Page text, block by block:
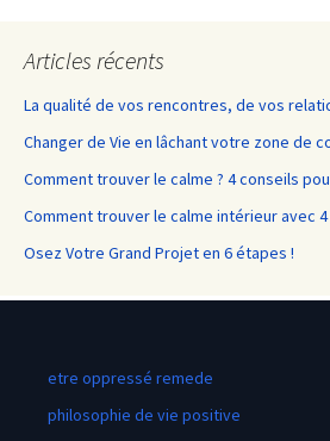
Articles récents
La qualité de vos rencontres, de vos
Changer de Vie en lâchant votre zone de
Comment trouver le calme ? 4 conseils
Comment trouver le calme intérieur avec
Osez Votre Grand Projet en 6 étapes !
etre oppressé remede
philosophie de vie positive